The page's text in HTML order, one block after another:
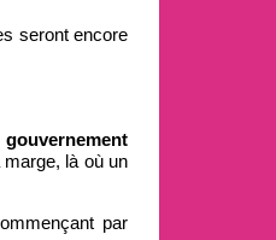
seront encore
là où un
par